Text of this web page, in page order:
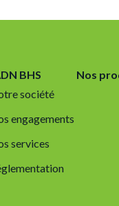
BHS
société
engagements
services
Nos